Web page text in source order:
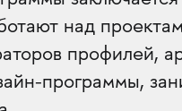
над
профилей,
программы,